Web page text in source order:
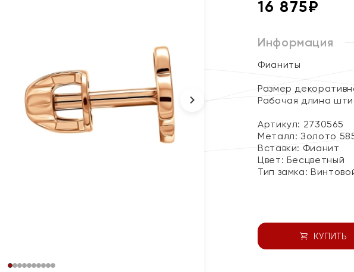
16 875₽
Информация
Фианиты
Размер
Рабочая длина
Артикул: 2730565
Металл:Золото
Вставки: Фианит
Цвет: Бесцветный
Тип замка:
КУПИТЬ